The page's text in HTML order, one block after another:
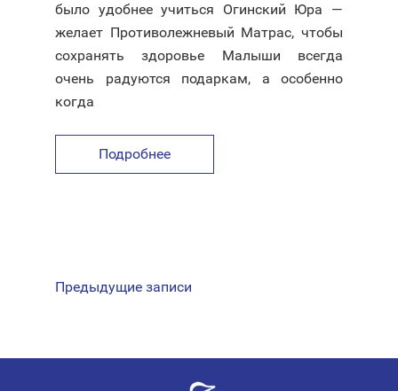
было удобнее учиться Огинский Юра —
желает Противолежневый Матрас, чтобы
сохранять здоровье Малыши всегда
очень радуются подаркам, а особенно
когда
Подробнее
ПОПредыдущие записи